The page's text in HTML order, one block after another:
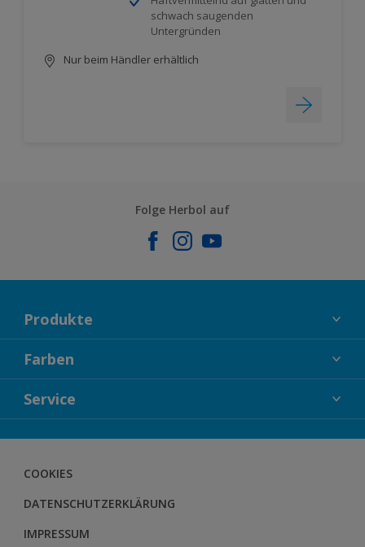
schwach saugenden
Untergründen
Nur beim Händler erhältlich
Folge Herbol auf
Produkte
FASSADENFARBEN
INNENFARBEN
LACKE
BODENSYSTEM
Farben
KOLLEKTIONEN
FARBTRENDS
FARBBERATUNG
Service
HERBOL WERBEMITTELSHOP
SCHULUNGEN
COOKIES
DATENSCHUTZERKLÄRUNG
IMPRESSUM